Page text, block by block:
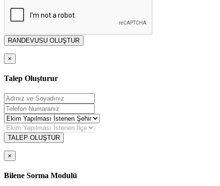
RANDEVUSU OLUŞTUR
×
Talep Oluşturur
TALEP OLUŞTUR
×
Bilene Sorma Modulü